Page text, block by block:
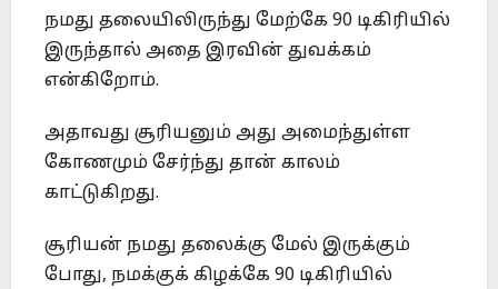
நமது தலையிலிருந்து மேற்கே 90 டிகிரியில்
இருந்தால் அதை இரவின் துவக்கம்
என்கிறோம்.
அதாவது சூரியனும் அது அமைந்துள்ள
கோணமும் சேர்ந்து தான் காலம்
காட்டுகிறது.
சூரியன் நமது தலைக்கு மேல் இருக்கும்
போது, நமக்குக் கிழக்கே 90 டிகிரியில்